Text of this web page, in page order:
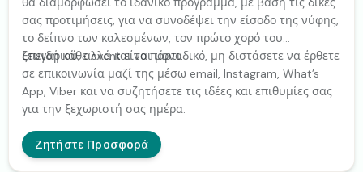
σας προτιμήσεις, για να συνοδέψει την είσοδο της νύφης,
το δείπνο των καλεσμένων, τον πρώτο χορό του
ζευγαριού, αλλά και το πάρτι.
Επειδή κάθε event είναι μοναδικό, μη διστάσετε να έρθετε
σε επικοινωνία μαζί της μέσω email, Instagram, What’s
App, Viber και να συζητήσετε τις ιδέες και επιθυμίες σας
για την ξεχωριστή σας ημέρα.
Ζητήστε Προσφορά